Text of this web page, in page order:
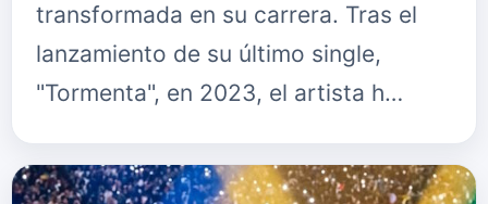
transformada en su carrera. Tras el
lanzamiento de su último single,
"Tormenta", en 2023, el artista h…